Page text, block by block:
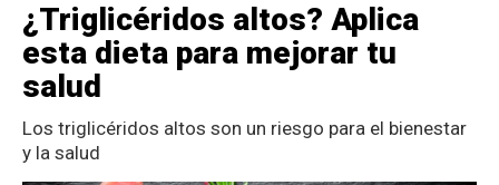
¿Triglicéridos altos? Aplica
esta dieta para mejorar tu
salud
Los triglicéridos altos son un riesgo para el bienestar
y la salud